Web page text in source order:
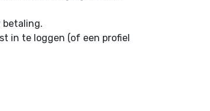
betaling.
in te loggen (of een profiel